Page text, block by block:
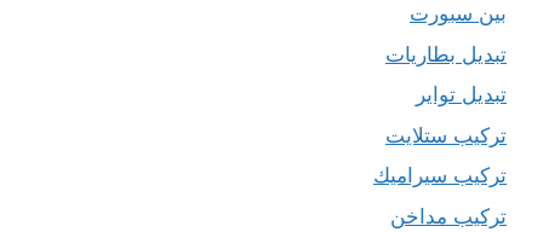
بين سبورت
تبديل بطاريات
تبديل تواير
تركيب ستلايت
تركيب سيراميك
تركيب مداخن